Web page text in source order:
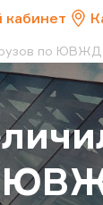
по ЮВЖД